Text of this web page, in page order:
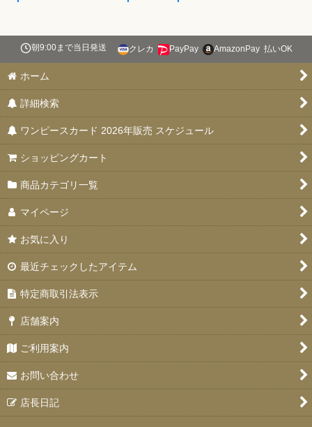
朝9:00まで当日発送 クレカ PayPay AmazonPay 払いOK
ホーム
詳細検索
ワンピースカード 2026年販売 スケジュール
ショッピングカート
商品カテゴリ一覧
マイページ
お気に入り
最近チェックしたアイテム
特定商取引法表示
店舗案内
ご利用案内
お問い合わせ
店長日記